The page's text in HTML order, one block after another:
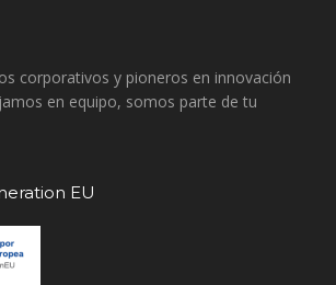
corporativos y pioneros en innovación
en equipo, somos parte de tu
EU